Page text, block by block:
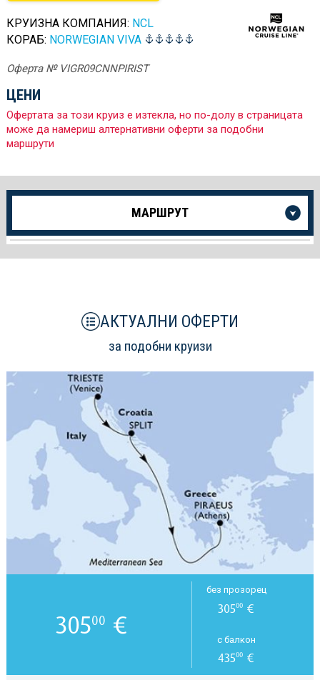
КРУИЗНА КОМПАНИЯ: NCL
КОРАБ: NORWEGIAN VIVA
Оферта № VIGR09CNNPIRIST
ЦЕНИ
Офертата за този круиз е изтекла, но по-долу в страницата
може да намериш алтернативни оферти за подобни
маршрути
Още
за
Круиза
МАРШРУТ
АКТУАЛНИ ОФЕРТИ
за подобни круизи
30500 €
без прозорец
30500 €
с балкон
43500 €